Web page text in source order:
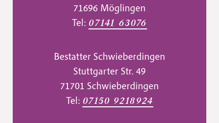
71696 Möglingen
Tel: 07141 63076
Bestatter Schwieberdingen
Stuttgarter Str. 49
71701 Schwieberdingen
Tel: 07150 9218924